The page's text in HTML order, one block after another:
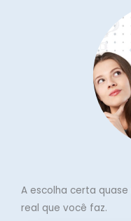
A escolha certa
real que você faz.